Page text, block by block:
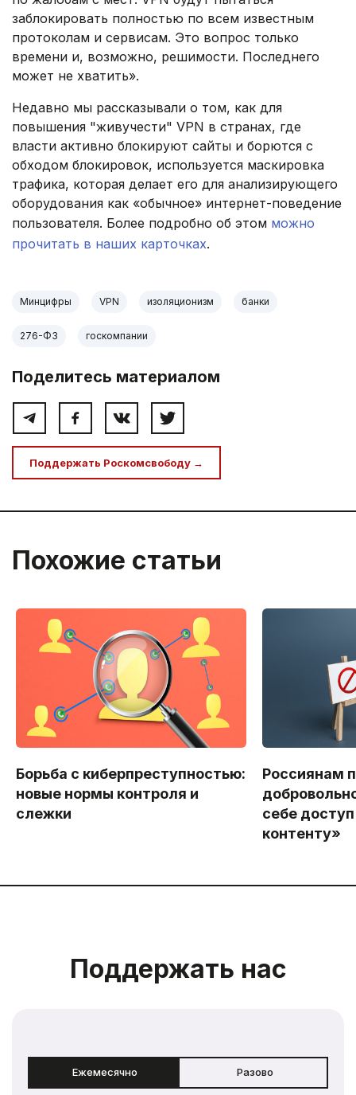
заблокировать полностью по всем известным
протоколам и сервисам. Это вопрос только
времени и, возможно, решимости. Последнего
может не хватить».
Недавно мы рассказывали о том, как для
повышения "живучести" VPN в странах, где
власти активно блокируют сайты и борются с
обходом блокировок, используется маскировка
трафика, которая делает его для анализирующего
оборудования как «обычное» интернет-поведение
пользователя. Более подробно об этом можно
прочитать в наших карточках.
Минцифры VPN изоляционизм банки
276-ФЗ госкомпании
Поделитесь материалом
Поддержать Роскомсвободу →
Похожие статьи
Борьба с киберпреступностью:
новые нормы контроля и
слежки
Россиянам
себе
контенту»
Поддержать нас
Ежемесячно Разово